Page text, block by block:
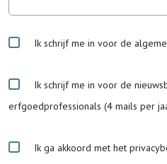
Ik schrijf me in voor de
Ik schrijf me in voor de
erfgoedprofessionals (4 mails per
Ik ga akkoord met het